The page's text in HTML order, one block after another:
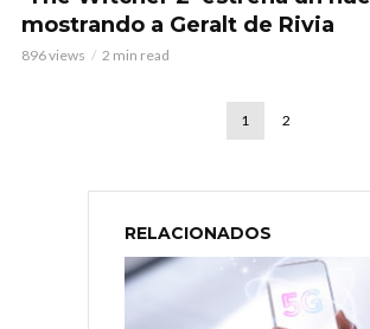
mostrando a Geralt de Rivia
896 views 2 min read
1 2
RELACIONADOS